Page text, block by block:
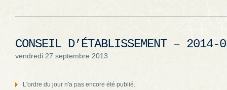
CONSEIL D’ÉTABLISSEMENT – 2014-
vendredi 27 septembre 2013
L'ordre du jour n'a pas encore été publié.